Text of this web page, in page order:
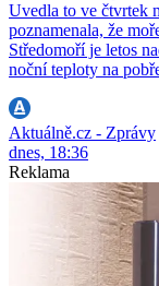
Uvedla to ve čtvrtek
poznamenala, že
Středomoří je letos
noční teploty na
Aktuálně.cz - Zprávy
dnes, 18:36
Reklama